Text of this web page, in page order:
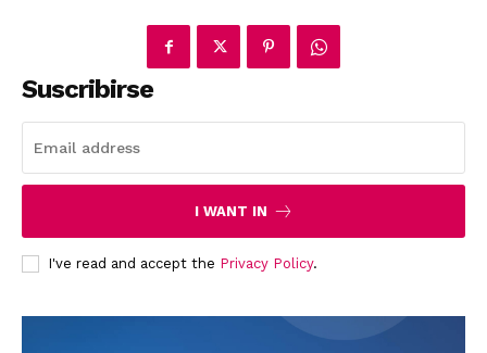
Magazine PRO
Suscribirse
I WANT IN
I've read and accept the Privacy Policy.